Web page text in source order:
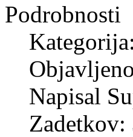
Podrobnosti
Kategorija:
Napisal
Zadetkov: